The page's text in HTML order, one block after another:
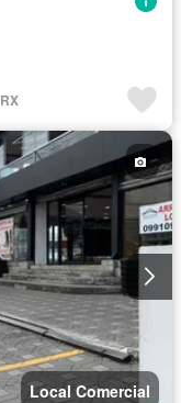
Local Comercial